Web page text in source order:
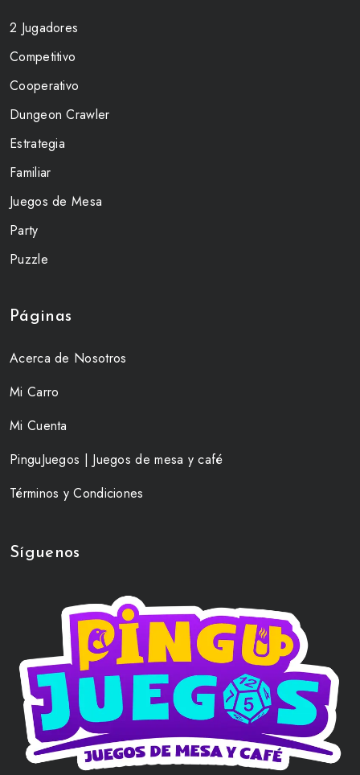
2 Jugadores
Competitivo
Cooperativo
Dungeon Crawler
Estrategia
Familiar
Juegos de Mesa
Party
Puzzle
Páginas
Acerca de Nosotros
Mi Carro
Mi Cuenta
PinguJuegos | Juegos de mesa y café
Términos y Condiciones
Síguenos